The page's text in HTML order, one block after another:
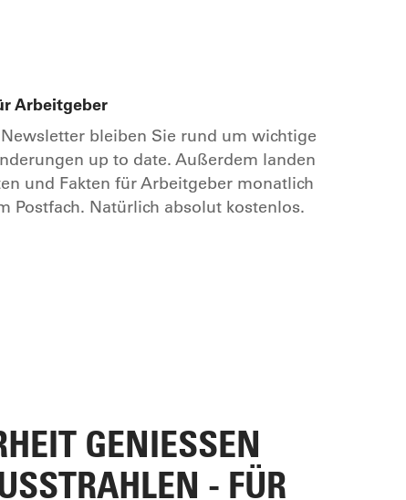
Arbeitgeber
bleiben Sie rund um wichtige
up to date. Außerdem landen
und Fakten für Arbeitgeber monatlich
Postfach. Natürlich absolut kostenlos.
GENIESSEN U
- FÜR S